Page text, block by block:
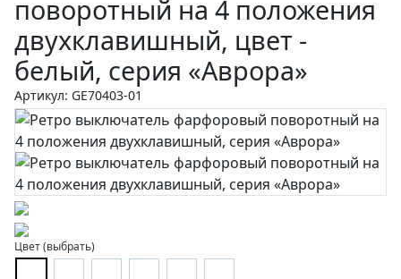
поворотный на 4 положения
двухклавишный, цвет -
белый, серия «Аврора»
Артикул: GE70403-01
Цвет (выбрать)